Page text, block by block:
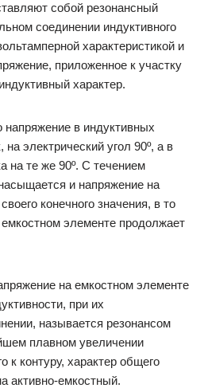
собой резонансный
соединении индуктивного
характеристикой и
приложенное к участку
характер.
напряжение в индуктивных
электрический угол 90º, а в
на те же 90º. С течением
и напряжение на
конечного значения, в то
элементе продолжает
на емкостном элементе
при их
называется резонансом
плавном увеличении
к контуру, характер общего
активно-емкостный.